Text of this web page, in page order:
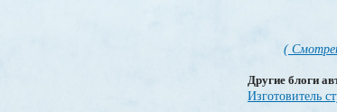
(
Другие блоги
Изготовитель